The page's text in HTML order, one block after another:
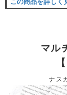
マル
ナス